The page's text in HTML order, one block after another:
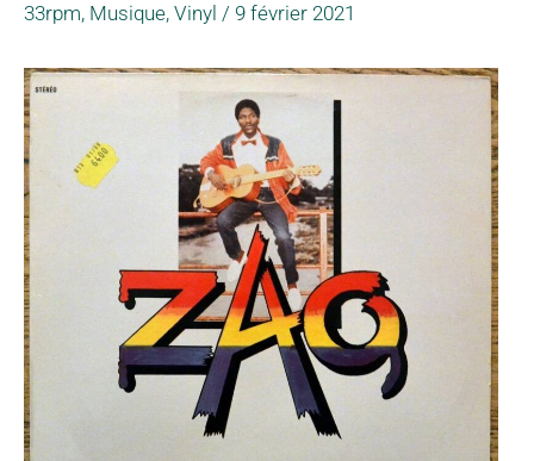
33rpm, Musique, Vinyl / 9 février 2021